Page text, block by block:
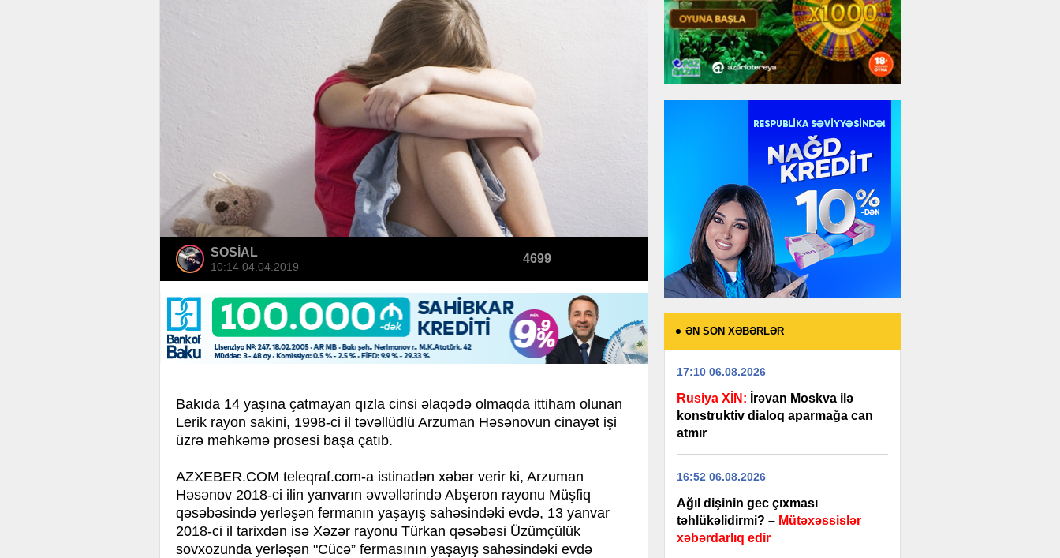
SOSİAL
10:14 04.04.2019
4699
Bakıda 14 yaşına çatmayan qızla cinsi əlaqədə olmaqda ittiham olunan
Lerik rayon sakini, 1998-ci il təvəllüdlü Arzuman Həsənovun cinayət işi
üzrə məhkəmə prosesi başa çatıb.
AZXEBER.COM teleqraf.com-a istinadən xəbər verir ki, Arzuman
Həsənov 2018-ci ilin yanvarın əvvəllərində Abşeron rayonu Müşfiq
qəsəbəsində yerləşən fermanın yaşayış sahəsindəki evdə, 13 yanvar
2018-ci il tarixdən isə Xəzər rayonu Türkan qəsəbəsi Üzümçülük
sovxozunda yerləşən "Cücə” fermasının yaşayış sahəsindəki evdə
ƏN SON XƏBƏRLƏR
17:10 06.08.2026
Rusiya XİN: İrəvan Moskva ilə
konstruktiv dialoq aparmağa can
atmır
16:52 06.08.2026
Ağıl dişinin gec çıxması
təhlükəlidirmi? – Mütəxəssislər
xəbərdarlıq edir